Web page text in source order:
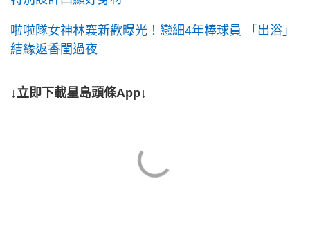
啦啦隊女神林襄新歡曝光！戀細4年棒球員 「出浴」
結緣返香閨過夜
↓立即下載星島頭條App↓